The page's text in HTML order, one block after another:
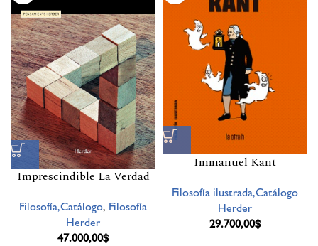
Imprescindible La Verdad
Filosofía,Catálogo, Filosofía
Herder
47.000,00$
Immanuel Kant
Filosofía ilustrada,Catálogo
Herder
29.700,00$